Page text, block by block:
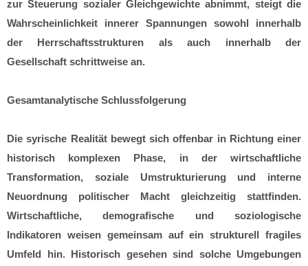
zur Steuerung sozialer Gleichgewichte abnimmt, steigt die
Wahrscheinlichkeit innerer Spannungen sowohl innerhalb
der Herrschaftsstrukturen als auch innerhalb der
Gesellschaft schrittweise an.
Gesamtanalytische Schlussfolgerung
Die syrische Realität bewegt sich offenbar in Richtung einer
historisch komplexen Phase, in der wirtschaftliche
Transformation, soziale Umstrukturierung und interne
Neuordnung politischer Macht gleichzeitig stattfinden.
Wirtschaftliche, demografische und soziologische
Indikatoren weisen gemeinsam auf ein strukturell fragiles
Umfeld hin. Historisch gesehen sind solche Umgebungen